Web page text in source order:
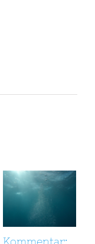
Kommentar: